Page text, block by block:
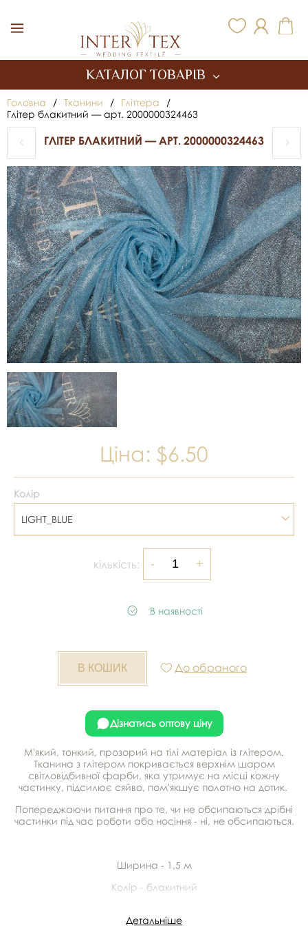
КАТАЛОГ ТОВАРІВ
Головна / Тканини / Гліттера
/
Глітер блакитний — арт. 2000000324463
ГЛІТЕР БЛАКИТНИЙ — АРТ. 2000000324463
Ціна: $6.50
Колір
LIGHT_BLUE
кількість:
В наявності
До обраного
Дізнатись оптову ціну
М'який, тонкий, прозорий на тілі матеріал із глітером.
Тканина з глітером покривається верхнім шаром
світловідбивної фарби, яка утримує на місці кожну
частинку, підсилює сяйво, пом'якшує полотно на дотик.
Попереджаючи питання про те, чи не обсипаються дрібні
частинки під час роботи або носіння - ні, не обсипаються.
Ширина - 1,5 м
Колір - блакитний
Детальніше